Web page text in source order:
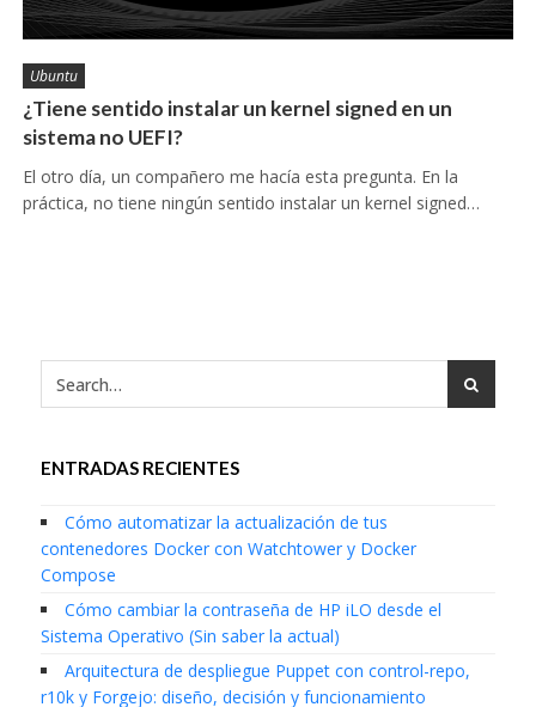
Ubuntu
¿Tiene sentido instalar un kernel signed en un
sistema no UEFI?
El otro día, un compañero me hacía esta pregunta. En la
práctica, no tiene ningún sentido instalar un kernel signed…
ENTRADAS RECIENTES
Cómo automatizar la actualización de tus
contenedores Docker con Watchtower y Docker
Compose
Cómo cambiar la contraseña de HP iLO desde el
Sistema Operativo (Sin saber la actual)
Arquitectura de despliegue Puppet con control-repo,
r10k y Forgejo: diseño, decisión y funcionamiento